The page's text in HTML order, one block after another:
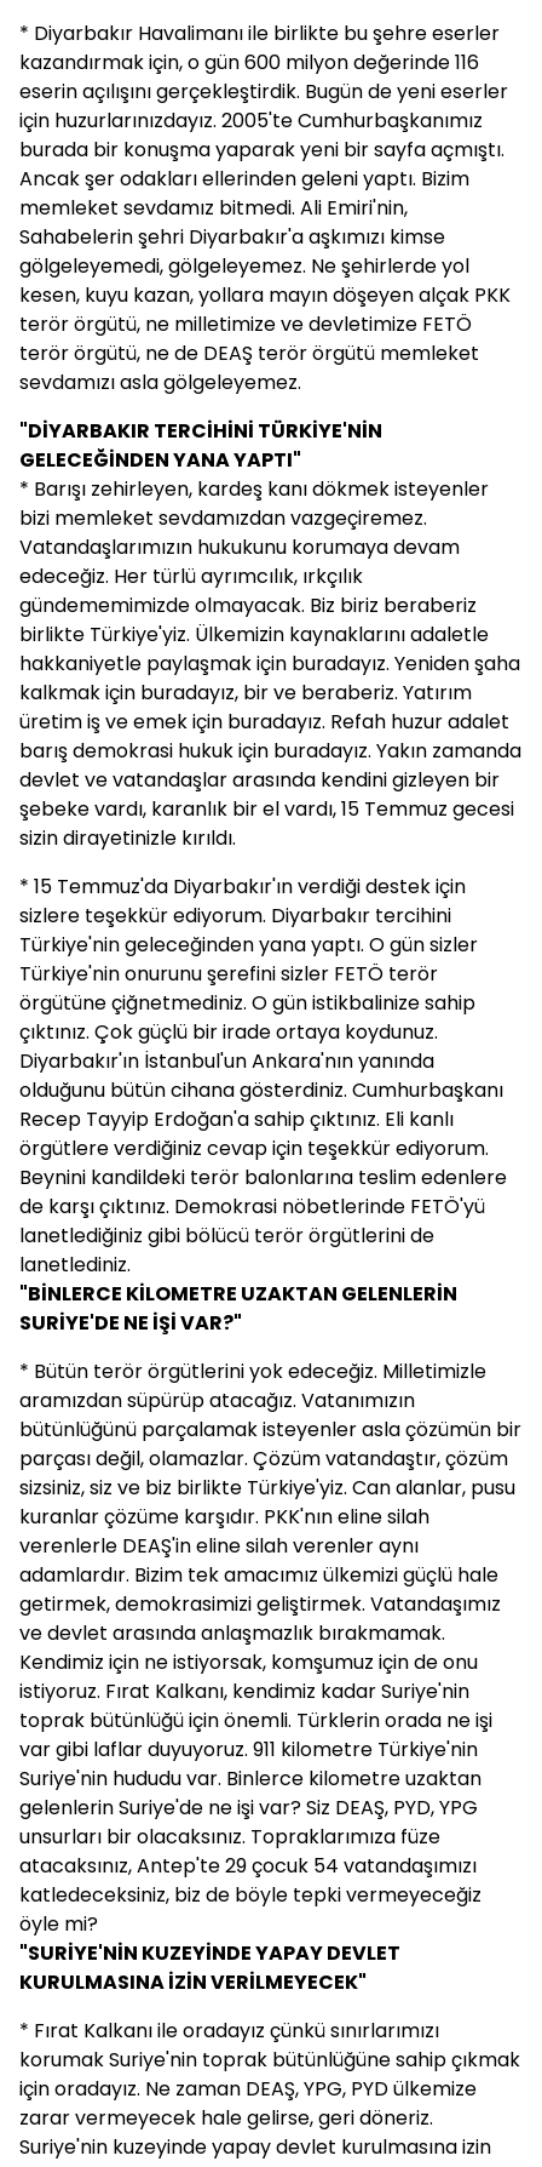
* Diyarbakır Havalimanı ile birlikte bu şehre eserler
kazandırmak için, o gün 600 milyon değerinde 116
eserin açılışını gerçekleştirdik. Bugün de yeni eserler
için huzurlarınızdayız. 2005'te Cumhurbaşkanımız
burada bir konuşma yaparak yeni bir sayfa açmıştı.
Ancak şer odakları ellerinden geleni yaptı. Bizim
memleket sevdamız bitmedi. Ali Emiri'nin,
Sahabelerin şehri Diyarbakır'a aşkımızı kimse
gölgeleyemedi, gölgeleyemez. Ne şehirlerde yol
kesen, kuyu kazan, yollara mayın döşeyen alçak PKK
terör örgütü, ne milletimize ve devletimize FETÖ
terör örgütü, ne de DEAŞ terör örgütü memleket
sevdamızı asla gölgeleyemez.
"DİYARBAKIR TERCİHİNİ TÜRKİYE'NİN
GELECEĞİNDEN YANA YAPTI"
* Barışı zehirleyen, kardeş kanı dökmek isteyenler
bizi memleket sevdamızdan vazgeçiremez.
Vatandaşlarımızın hukukunu korumaya devam
edeceğiz. Her türlü ayrımcılık, ırkçılık
gündememimizde olmayacak. Biz biriz beraberiz
birlikte Türkiye'yiz. Ülkemizin kaynaklarını adaletle
hakkaniyetle paylaşmak için buradayız. Yeniden şaha
kalkmak için buradayız, bir ve beraberiz. Yatırım
üretim iş ve emek için buradayız. Refah huzur adalet
barış demokrasi hukuk için buradayız. Yakın zamanda
devlet ve vatandaşlar arasında kendini gizleyen bir
şebeke vardı, karanlık bir el vardı, 15 Temmuz gecesi
sizin dirayetinizle kırıldı.
* 15 Temmuz'da Diyarbakır'ın verdiği destek için
sizlere teşekkür ediyorum. Diyarbakır tercihini
Türkiye'nin geleceğinden yana yaptı. O gün sizler
Türkiye'nin onurunu şerefini sizler FETÖ terör
örgütüne çiğnetmediniz. O gün istikbalinize sahip
çıktınız. Çok güçlü bir irade ortaya koydunuz.
Diyarbakır'ın İstanbul'un Ankara'nın yanında
olduğunu bütün cihana gösterdiniz. Cumhurbaşkanı
Recep Tayyip Erdoğan'a sahip çıktınız. Eli kanlı
örgütlere verdiğiniz cevap için teşekkür ediyorum.
Beynini kandildeki terör balonlarına teslim edenlere
de karşı çıktınız. Demokrasi nöbetlerinde FETÖ'yü
lanetlediğiniz gibi bölücü terör örgütlerini de
lanetlediniz.
"BİNLERCE KİLOMETRE UZAKTAN GELENLERİN
SURİYE'DE NE İŞİ VAR?"
* Bütün terör örgütlerini yok edeceğiz. Milletimizle
aramızdan süpürüp atacağız. Vatanımızın
bütünlüğünü parçalamak isteyenler asla çözümün bir
parçası değil, olamazlar. Çözüm vatandaştır, çözüm
sizsiniz, siz ve biz birlikte Türkiye'yiz. Can alanlar, pusu
kuranlar çözüme karşıdır. PKK'nın eline silah
verenlerle DEAŞ'in eline silah verenler aynı
adamlardır. Bizim tek amacımız ülkemizi güçlü hale
getirmek, demokrasimizi geliştirmek. Vatandaşımız
ve devlet arasında anlaşmazlık bırakmamak.
Kendimiz için ne istiyorsak, komşumuz için de onu
istiyoruz. Fırat Kalkanı, kendimiz kadar Suriye'nin
toprak bütünlüğü için önemli. Türklerin orada ne işi
var gibi laflar duyuyoruz. 911 kilometre Türkiye'nin
Suriye'nin hududu var. Binlerce kilometre uzaktan
gelenlerin Suriye'de ne işi var? Siz DEAŞ, PYD, YPG
unsurları bir olacaksınız. Topraklarımıza füze
atacaksınız, Antep'te 29 çocuk 54 vatandaşımızı
katledeceksiniz, biz de böyle tepki vermeyeceğiz
öyle mi?
"SURİYE'NİN KUZEYİNDE YAPAY DEVLET
KURULMASINA İZİN VERİLMEYECEK"
* Fırat Kalkanı ile oradayız çünkü sınırlarımızı
korumak Suriye'nin toprak bütünlüğüne sahip çıkmak
için oradayız. Ne zaman DEAŞ, YPG, PYD ülkemize
zarar vermeyecek hale gelirse, geri döneriz.
Suriye'nin kuzeyinde yapay devlet kurulmasına izin